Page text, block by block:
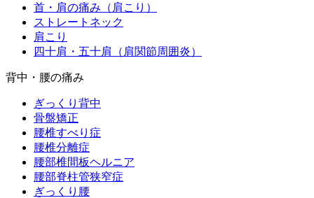
首・肩の痛み（肩こり）
ストレートネック
肩こり
四十肩・五十肩（肩関節周囲炎）
背中・腰の痛み
ぎっくり背中
骨盤矯正
腰椎すべり症
腰椎分離症
腰部椎間板ヘルニア
腰部脊柱管狭窄症
ぎっくり腰